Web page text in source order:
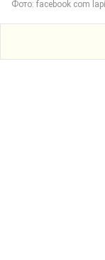
Фото: facebook com